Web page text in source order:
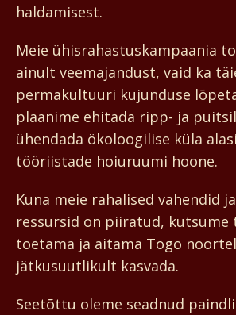
haldamisest.
Meie ühisrahastus­kampaania
ainult veemajandust, vaid ka
permakultuuri kujunduse
plaanime ehitada ripp- ja
ühendada ökoloogilise küla
tööriistade hoiuruumi hoone.
Kuna meie rahalised vahendid
ressursid on piiratud,
toetama ja aitama Togo noortel
jätkusuutlikult kasvada.
Seetõttu oleme seadnud